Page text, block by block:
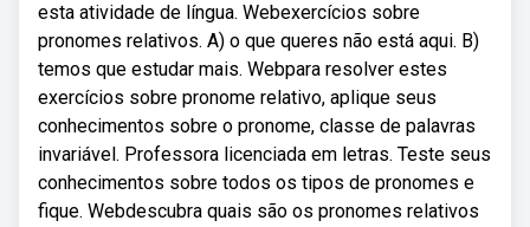
esta atividade de língua. Webexercícios sobre
pronomes relativos. A) o que queres não está aqui. B)
temos que estudar mais. Webpara resolver estes
exercícios sobre pronome relativo, aplique seus
conhecimentos sobre o pronome, classe de palavras
invariável. Professora licenciada em letras. Teste seus
conhecimentos sobre todos os tipos de pronomes e
fique. Webdescubra quais são os pronomes relativos